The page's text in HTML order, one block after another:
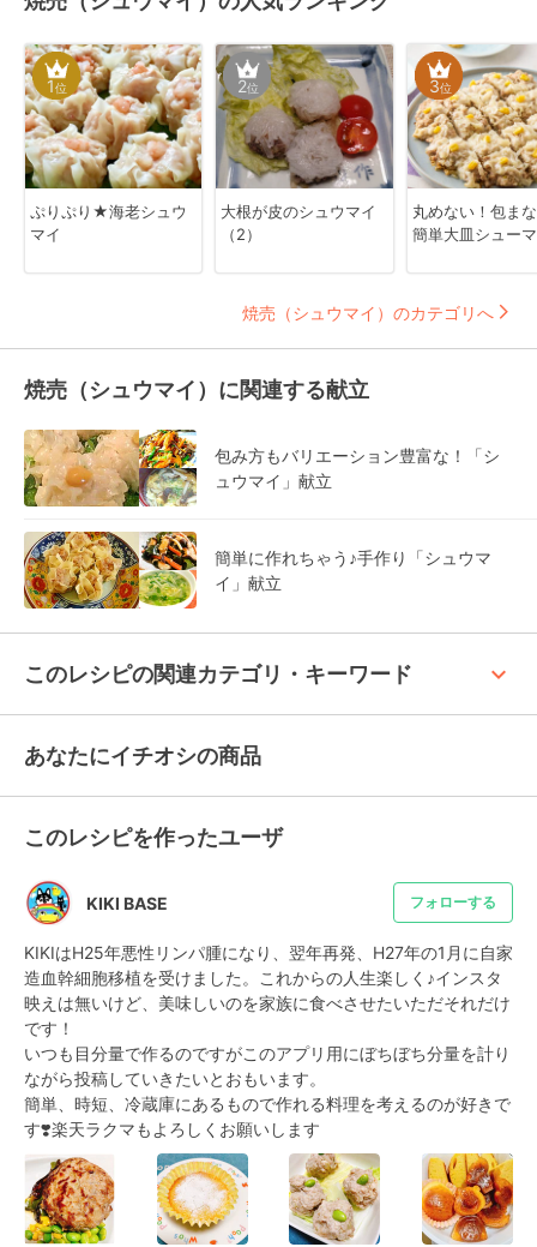
1位
ぷりぷり★海老シュウ
マイ
2位
大根が皮のシュウマイ
（2）
3位
丸めない！包ま
簡単大皿シュー
焼売（シュウマイ）のカテゴリへ
焼売（シュウマイ）に関連する献立
包み方もバリエーション豊富な！「シ
ュウマイ」献立
簡単に作れちゃう♪手作り「シュウマ
イ」献立
このレシピの関連カテゴリ・キーワード keyboard_arrow_up
あなたにイチオシの商品
このレシピを作ったユーザ
KIKI BASE フォローする
KIKIはH25年悪性リンパ腫になり、翌年再発、H27年の1月に自家
造血幹細胞移植を受けました。これからの人生楽しく♪インスタ
映えは無いけど、美味しいのを家族に食べさせたいただそれだけ
です！
いつも目分量で作るのですがこのアプリ用にぼちぼち分量を計り
ながら投稿していきたいとおもいます。
簡単、時短、冷蔵庫にあるもので作れる料理を考えるのが好きで
す❣️楽天ラクマもよろしくお願いします